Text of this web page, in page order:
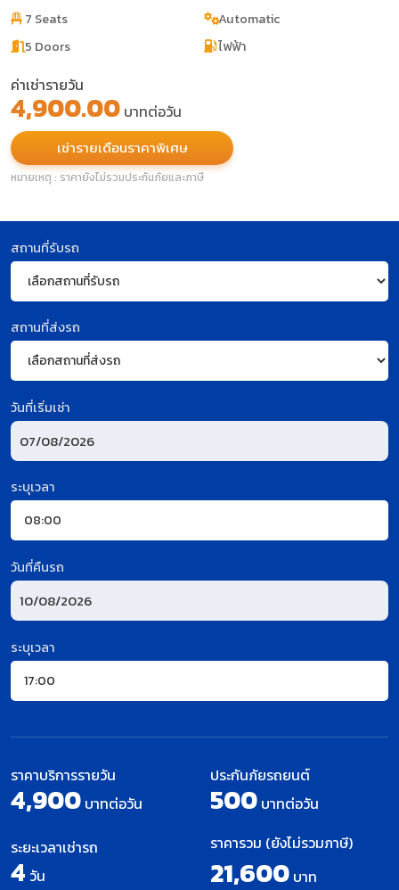
7 Seats
Automatic
5 Doors
ไฟฟ้า
ค่าเช่ารายวัน
4,900.00 บาทต่อวัน
เช่ารายเดือนราคาพิเศษ
หมายเหตุ : ราคายังไม่รวมประกันภัยและภาษี
สถานที่รับรถ
สถานที่ส่งรถ
วันที่เริ่มเช่า
ระบุเวลา
วันที่คืนรถ
ระบุเวลา
ราคาบริการรายวัน
4,900 บาทต่อวัน
ประกันภัยรถยนต์
500 บาทต่อวัน
ระยะเวลาเช่ารถ
4 วัน
ราคารวม (ยังไม่รวมภาษี)
21,600 บาท